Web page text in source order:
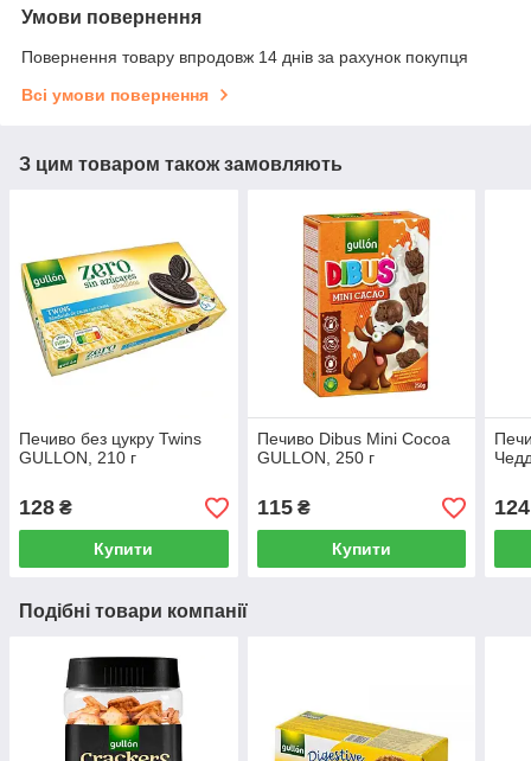
Умови повернення
Повернення товару впродовж 14 днів за рахунок покупця
Всі умови повернення
З цим товаром також замовляють
Печиво без цукру Twins
GULLON, 210 г
128 ₴
Купити
Печиво Dibus Mini Cocoa
GULLON, 250 г
115₴
Купити
124
Подібні товари компанії